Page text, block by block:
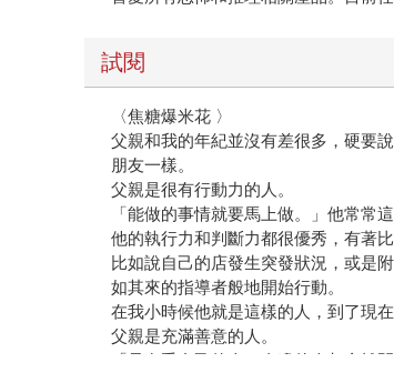
試閱
〈焦糖爆米花 〉
父親和我的年紀並沒有差很多，硬要
朋友一樣。
父親是很有行動力的人。
「能做的事情就要馬上做。」他常常
他的執行力和判斷力都很優秀，有著
比如說自己的店發生突發狀況，或是
如其來的指導者般地開始行動。
在我小時候他就是這樣的人，到了現
父親是充滿善意的人。
「只在乎自己的人，身邊的人都會離